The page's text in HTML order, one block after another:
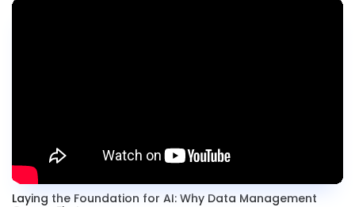
Laying the Foundation for AI: Why Data Management